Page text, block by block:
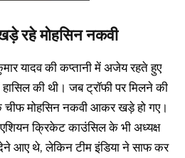
रहे मोहसिन नकवी
यादव की कप्तानी में अजेय रहते हुए
की थी। जब ट्रॉफी पर मिलने की
चीफ मोहसिन नकवी आकर खड़े हो गए।
एशियन क्रिकेट काउंसिल के भी अध्यक्ष
आए थे, लेकिन टीम इंडिया ने साफ कर